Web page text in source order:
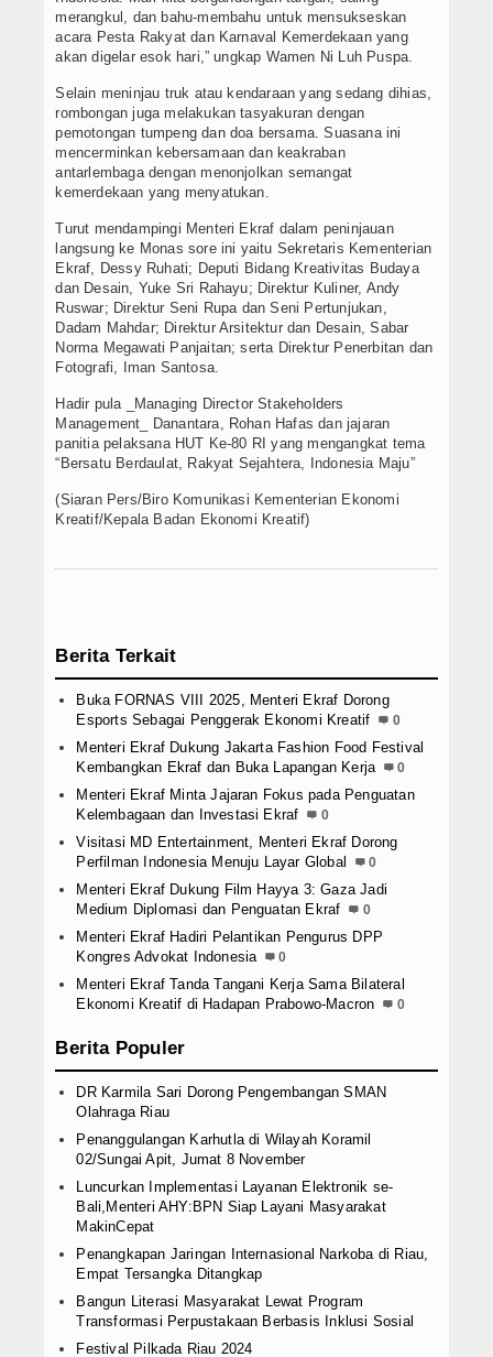
merangkul, dan bahu-membahu untuk mensukseskan
acara Pesta Rakyat dan Karnaval Kemerdekaan yang
akan digelar esok hari,” ungkap Wamen Ni Luh Puspa.
Selain meninjau truk atau kendaraan yang sedang dihias,
rombongan juga melakukan tasyakuran dengan
pemotongan tumpeng dan doa bersama. Suasana ini
mencerminkan kebersamaan dan keakraban
antarlembaga dengan menonjolkan semangat
kemerdekaan yang menyatukan.
Turut mendampingi Menteri Ekraf dalam peninjauan
langsung ke Monas sore ini yaitu Sekretaris Kementerian
Ekraf, Dessy Ruhati; Deputi Bidang Kreativitas Budaya
dan Desain, Yuke Sri Rahayu; Direktur Kuliner, Andy
Ruswar; Direktur Seni Rupa dan Seni Pertunjukan,
Dadam Mahdar; Direktur Arsitektur dan Desain, Sabar
Norma Megawati Panjaitan; serta Direktur Penerbitan dan
Fotografi, Iman Santosa.
Hadir pula _Managing Director Stakeholders
Management_ Danantara, Rohan Hafas dan jajaran
panitia pelaksana HUT Ke-80 RI yang mengangkat tema
“Bersatu Berdaulat, Rakyat Sejahtera, Indonesia Maju”
(Siaran Pers/Biro Komunikasi Kementerian Ekonomi
Kreatif/Kepala Badan Ekonomi Kreatif)
Berita Terkait
Buka FORNAS VIII 2025, Menteri Ekraf Dorong
Esports Sebagai Penggerak Ekonomi Kreatif
0
Menteri Ekraf Dukung Jakarta Fashion Food Festival
Kembangkan Ekraf dan Buka Lapangan Kerja
0
Menteri Ekraf Minta Jajaran Fokus pada Penguatan
Kelembagaan dan Investasi Ekraf
0
Visitasi MD Entertainment, Menteri Ekraf Dorong
Perfilman Indonesia Menuju Layar Global
0
Menteri Ekraf Dukung Film Hayya 3: Gaza Jadi
Medium Diplomasi dan Penguatan Ekraf
0
Menteri Ekraf Hadiri Pelantikan Pengurus DPP
Kongres Advokat Indonesia
0
Menteri Ekraf Tanda Tangani Kerja Sama Bilateral
Ekonomi Kreatif di Hadapan Prabowo-Macron
0
Berita Populer
DR Karmila Sari Dorong Pengembangan SMAN
Olahraga Riau
Penanggulangan Karhutla di Wilayah Koramil
02/Sungai Apit, Jumat 8 November
Luncurkan Implementasi Layanan Elektronik se-
Bali,Menteri AHY:BPN Siap Layani Masyarakat
MakinCepat
Penangkapan Jaringan Internasional Narkoba di Riau,
Empat Tersangka Ditangkap
Bangun Literasi Masyarakat Lewat Program
Transformasi Perpustakaan Berbasis Inklusi Sosial
Festival Pilkada Riau 2024